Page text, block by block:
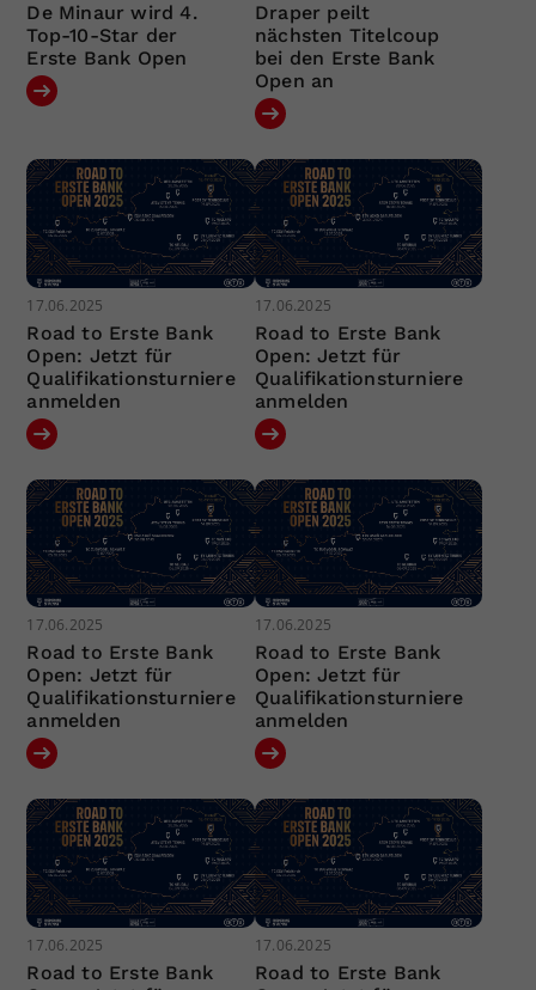
De Minaur wird 4.
Top-10-Star der
Erste Bank Open
Draper peilt
nächsten Titelcoup
bei den Erste Bank
Open an
17.06.2025
Road to Erste Bank
Open: Jetzt für
Qualifikationsturniere
anmelden
17.06.2025
Road to Erste Bank
Open: Jetzt für
Qualifikationsturniere
anmelden
17.06.2025
Road to Erste Bank
Open: Jetzt für
Qualifikationsturniere
anmelden
17.06.2025
Road to Erste Bank
Open: Jetzt für
Qualifikationsturniere
anmelden
17.06.2025
Road to Erste Bank
17.06.2025
Road to Erste Bank